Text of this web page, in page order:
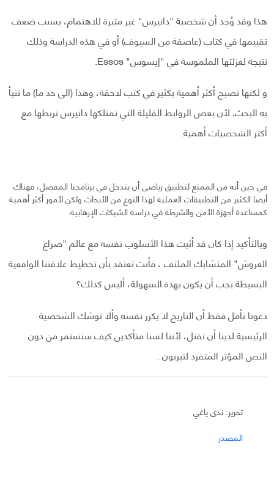
هذا وقد وُجد أن شخصية "دانيرس" غير مثيرة للاهتمام، بسبب ضعف
تقييمها في كتاب (عاصفة من السيوف) أو في هذه الدراسة وذلك
نتيجة لعزلتها الملموسة في "إيسوس" Essos.
و لكنها تصبح أكثر أهمية بكثير في كتب لاحقة، وهذا (الى حد ما) ما تنبأ
به البحث, لأن بعض الروابط القليلة التي تمتلكها دانيرس تربطها مع
أكثر الشخصيات أهمية.
في حين أنه من الممتع لتطبيق رياضى أن يتدخل في برنامجنا المفضل، فهناك
أيضا الكثير من التطبيقات العملية لهذا النوع من الأبحاث ولكن لأمور أكثر أهمية
كمساعدة أجهزة الأمن والشرطة في دراسة الشبكات الإرهابية.
وبالتأكيد إذا كان قد أثبت هذا الأسلوب نفسه مع عالم "صراع
العروش" المتشابك الملتف ، فأنت تعتقد بأن تخطيط علاقتنا الواقعية
البسيطة يجب أن يكون بهذة السهولة، أليس كذلك؟
دعونا نأمل فقط أن التاريخ لا يكرر نفسه وألا توشك الشخصية
الرئيسية لدينا أن تقتل، لأننا لسنا متأكدين كيف سنستمر من دون
النص المؤثر المتفرد لتيريون .
تحرير: ندى ياغي
المصدر